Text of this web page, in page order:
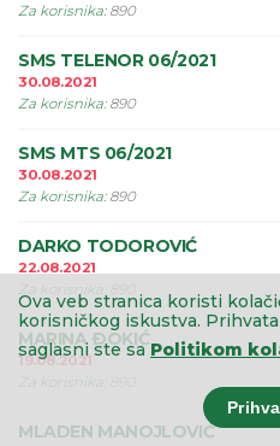
Za korisnika: 890
SMS TELENOR 06/2021
30.08.2021
Za korisnika: 890
SMS MTS 06/2021
30.08.2021
Za korisnika: 890
DARKO TODOROVIĆ
22.08.2021
Za korisnika
MARINA ÐOKIĆ
19.08.2021
Za korisnika
MLADEN MANOJLOVIĆ
Ova veb stranica koristi
korisničkog iskustva.
saglasni ste sa Politikom